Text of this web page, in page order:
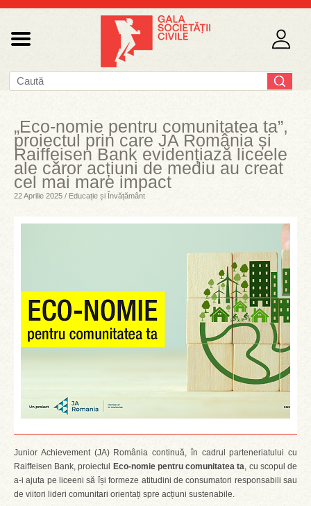
„Eco-nomie pentru comunitatea ta”,
proiectul prin care JA România și
Raiffeisen Bank evidențiază liceele
ale căror acțiuni de mediu au creat
cel mai mare impact
22 Aprilie 2025 / Educație și Învățământ
Junior Achievement (JA) România continuă, în cadrul parteneriatului cu
Raiffeisen Bank, proiectul
Eco-nomie pentru comunitatea ta, cu scopul de
a-i ajuta pe liceeni să își formeze atitudini de consumatori responsabili sau
de viitori lideri comunitari orientați spre acțiuni sustenabile.